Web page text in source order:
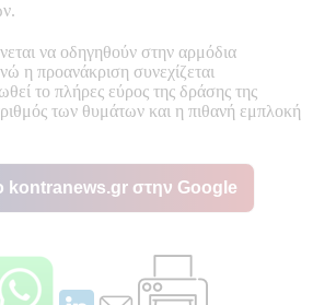
να οδηγηθούν στην αρμόδια
η προανάκριση συνεχίζεται
το πλήρες εύρος της δράσης της
των θυμάτων και η πιθανή εμπλοκή
kontranews.gr στην Google